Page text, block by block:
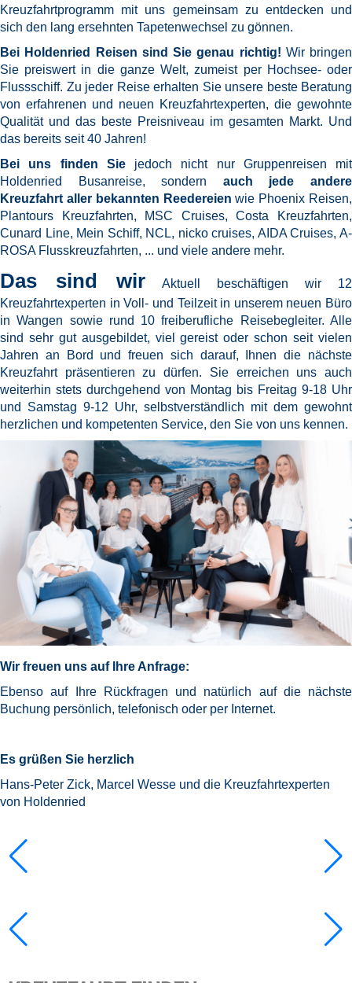
Kreuzfahrtprogramm mit uns gemeinsam zu entdecken und
sich den lang ersehnten Tapetenwechsel zu gönnen.
Bei Holdenried Reisen sind Sie genau richtig! Wir bringen
Sie preiswert in die ganze Welt, zumeist per Hochsee- oder
Flussschiff. Zu jeder Reise erhalten Sie unsere beste Beratung
von erfahrenen und neuen Kreuzfahrtexperten, die gewohnte
Qualität und das beste Preisniveau im gesamten Markt. Und
das bereits seit 40 Jahren!
Bei uns finden Sie jedoch nicht nur Gruppenreisen mit
Holdenried Busanreise, sondern auch jede andere
Kreuzfahrt aller bekannten Reedereienwie Phoenix Reisen,
Plantours Kreuzfahrten, MSC Cruises, Costa Kreuzfahrten,
Cunard Line, Mein Schiff, NCL, nicko cruises, AIDA Cruises, A-
ROSA Flusskreuzfahrten, ... und viele andere mehr.
Das sind wir Aktuell beschäftigen wir 12
Kreuzfahrtexperten in Voll- und Teilzeit in unserem neuen Büro
in Wangen sowie rund 10 freiberufliche Reisebegleiter. Alle
sind sehr gut ausgebildet, viel gereist oder schon seit vielen
Jahren an Bord und freuen sich darauf, Ihnen die nächste
Kreuzfahrt präsentieren zu dürfen. Sie erreichen uns auch
weiterhin stets durchgehend von Montag bis Freitag 9-18 Uhr
und Samstag 9-12 Uhr, selbstverständlich mit dem gewohnt
herzlichen und kompetenten Service, den Sie von uns kennen.
Wir freuen uns auf Ihre Anfrage:
Ebenso auf Ihre Rückfragen und natürlich auf die nächste
Buchung persönlich, telefonisch oder per Internet.
Es grüßen Sie herzlich
Hans-Peter Zick, Marcel Wesse und die Kreuzfahrtexperten
von Holdenried